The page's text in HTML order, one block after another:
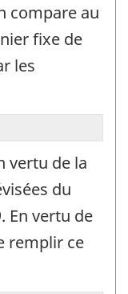
pas
être
compare au
fixe de
les
vertu de la
du
En vertu de
remplir ce